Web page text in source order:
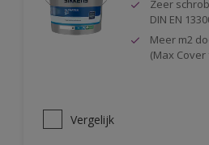
Zeer
DIN EN
Meer m2
(Max
Vergelijk